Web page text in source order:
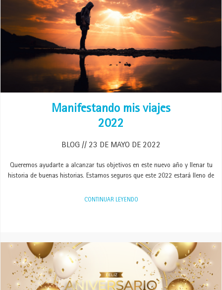
Manifestando mis viajes
2022
BLOG 23 DE MAYO DE 2022
Queremos ayudarte a alcanzar tus objetivos en este nuevo año y llenar tu
historia de buenas historias. Estamos seguros que este 2022 estará lleno de
CONTINUAR LEYENDO